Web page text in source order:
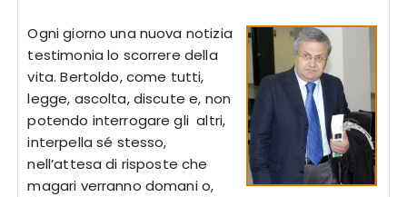
Ogni giorno una nuova notizia
testimonia lo scorrere della
vita. Bertoldo, come tutti,
legge, ascolta, discute e, non
potendo interrogare gli altri,
interpella sé stesso,
nell’attesa di risposte che
magari verranno domani o,